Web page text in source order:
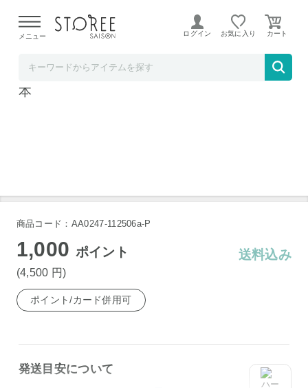
よる配送遅延が発生しております。
メニュー ログイン お気に入り
しゃちブレンド アイス コーヒー リキッド 6
本
商品コード：AA0247-112506a-P
1,000 ポイント
(4,500 円)
送料込み
ポイント/カード併用可
発送目安について